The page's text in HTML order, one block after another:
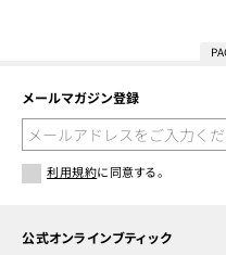
メールマガジン登録
利用規約に同意する。
公式オンラインブティック